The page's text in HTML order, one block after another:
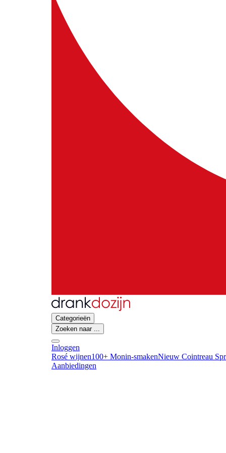
Categorieën
Zoeken naar ...
Inloggen
Rosé wijnen100+ Monin-smakenNieuw Cointreau
Aanbiedingen